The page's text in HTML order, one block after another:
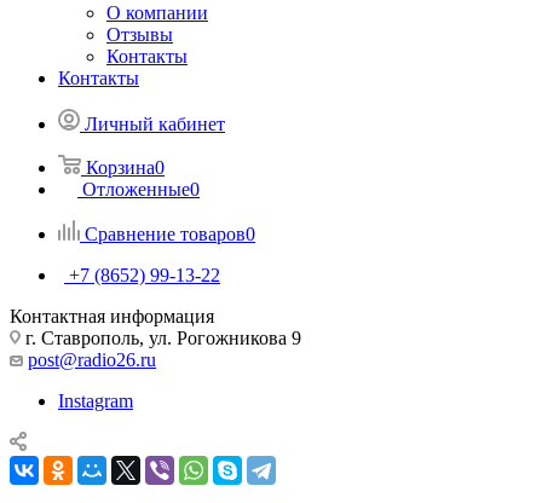
О компании
Отзывы
Контакты
Контакты
Личный кабинет
Корзина0
Отложенные0
Сравнение товаров0
+7 (8652) 99-13-22
Контактная информация
г. Ставрополь, ул. Рогожникова 9
post@radio26.ru
Instagram